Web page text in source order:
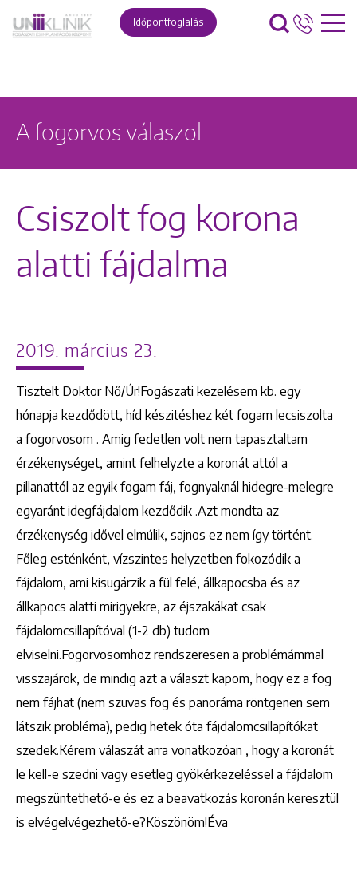
Időpontfoglalás
A fogorvos válaszol
Csiszolt fog korona
alatti fájdalma
2019. március 23.
Tisztelt Doktor Nő/Úr!Fogászati kezelésem kb. egy
hónapja kezdődött, híd készitéshez két fogam lecsiszolta
a fogorvosom . Amig fedetlen volt nem tapasztaltam
érzékenységet, amint felhelyzte a koronát attól a
pillanattól az egyik fogam fáj, fognyaknál hidegre-melegre
egyaránt idegfájdalom kezdődik .Azt mondta az
érzékenység idővel elmúlik, sajnos ez nem így történt.
Főleg esténként, vízszintes helyzetben fokozódik a
fájdalom, ami kisugárzik a fül felé, állkapocsba és az
állkapocs alatti mirigyekre, az éjszakákat csak
fájdalomcsillapítóval (1-2 db) tudom
elviselni.Fogorvosomhoz rendszeresen a problémámmal
visszajárok, de mindig azt a választ kapom, hogy ez a fog
nem fájhat (nem szuvas fog és panoráma röntgenen sem
látszik probléma), pedig hetek óta fájdalomcsillapítókat
szedek.Kérem válaszát arra vonatkozóan , hogy a koronát
le kell-e szedni vagy esetleg gyökérkezeléssel a fájdalom
megszüntethető-e és ez a beavatkozás koronán keresztül
is elvégelvégezhető-e?Köszönöm!Éva